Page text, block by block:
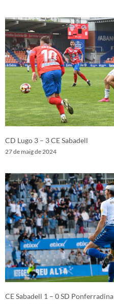
CD Lugo 3 – 3 CE Sabadell
27 de maig de 2024
CE Sabadell 1 – 0 SD Ponferradina